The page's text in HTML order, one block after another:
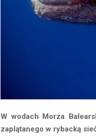
W wodach Morza
zaplątanego w rybacką